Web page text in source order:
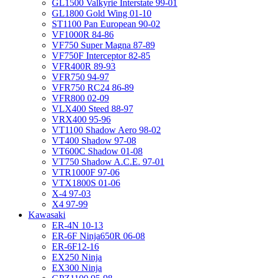
GL1500 Valkyrie Interstate 99-01
GL1800 Gold Wing 01-10
ST1100 Pan European 90-02
VF1000R 84-86
VF750 Super Magna 87-89
VF750F Interceptor 82-85
VFR400R 89-93
VFR750 94-97
VFR750 RC24 86-89
VFR800 02-09
VLX400 Steed 88-97
VRX400 95-96
VT1100 Shadow Aero 98-02
VT400 Shadow 97-08
VT600C Shadow 01-08
VT750 Shadow A.C.E. 97-01
VTR1000F 97-06
VTX1800S 01-06
X-4 97-03
X4 97-99
Kawasaki
ER-4N 10-13
ER-6F Ninja650R 06-08
ER-6F12-16
EX250 Ninja
EX300 Ninja